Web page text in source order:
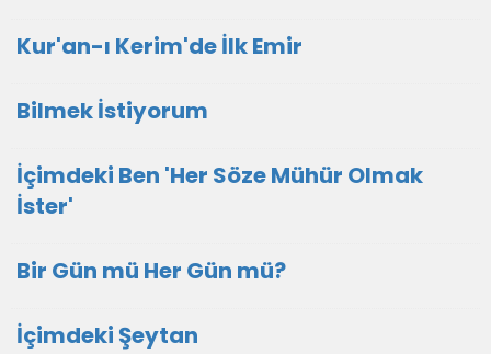
Kur'an-ı Kerim'de İlk Emir
Bilmek İstiyorum
İçimdeki Ben 'Her Söze Mühür Olmak
İster'
Bir Gün mü Her Gün mü?
İçimdeki Şeytan